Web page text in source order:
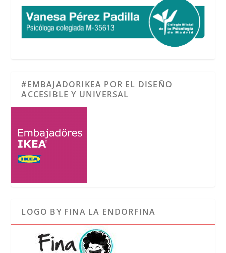
#EMBAJADORIKEA POR EL DISEÑO
ACCESIBLE Y UNIVERSAL
LOGO BY FINA LA ENDORFINA